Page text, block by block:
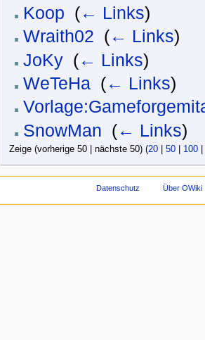
Koop (← Links)
Wraith02 (← Links)
JoKy‎ (← Links)
WeTeHa‎ (← Links)
SnowMan (← Links)
Zeige (vorherige 50 | nächste 50) (20| 50| 100|
Datenschutz Über OWiki